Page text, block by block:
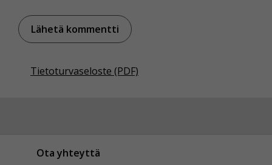
Tietoturvaseloste (PDF)
Ota yhteyttä